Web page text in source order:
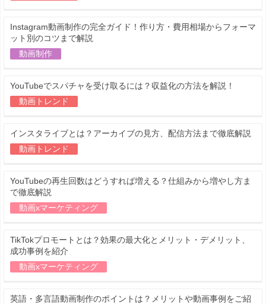
Instagram動画制作の完全ガイド！作り方・費用相場からフォーマ
ット別のコツまで解説
動画制作
YouTubeでスパチャを受け取るには？収益化の方法を解説！
動画トレンド
インスタライブとは？アーカイブの見方、配信方法まで徹底解説
動画トレンド
YouTubeの再生回数はどうすれば増える？仕組みから増やし方ま
で徹底解説
動画xマーケティング
TikTokプロモートとは？効果の最大化とメリット・デメリット、
成功事例を紹介
動画xマーケティング
英語・多言語動画制作のポイントは？メリットや動画事例をご紹